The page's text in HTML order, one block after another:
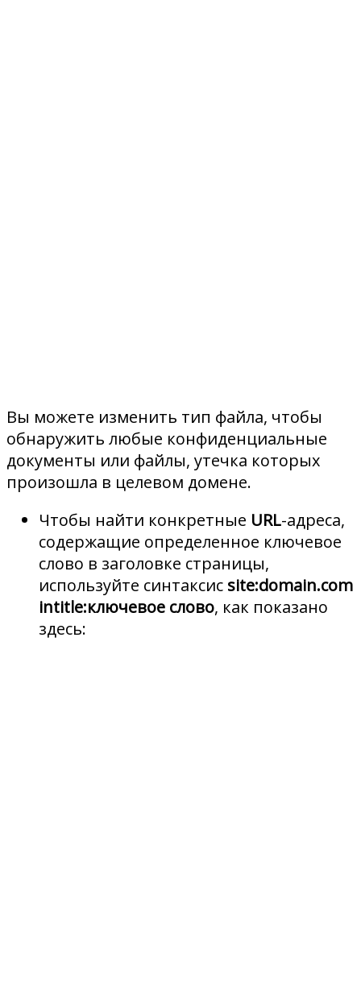
Вы можете изменить тип файла, чтобы
обнаружить любые конфиденциальные
документы или файлы, утечка которых
произошла в целевом домене.
Чтобы найти конкретные URL-адреса,
содержащие определенное ключевое
слово в заголовке страницы,
используйте синтаксис site:domain.com
intitle:ключевое слово, как показано
здесь: